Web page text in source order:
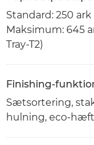
Standard: 250 ark
Maksimum: 645
Tray-T2)
Finishing-
Sætsortering,
hulning, eco-